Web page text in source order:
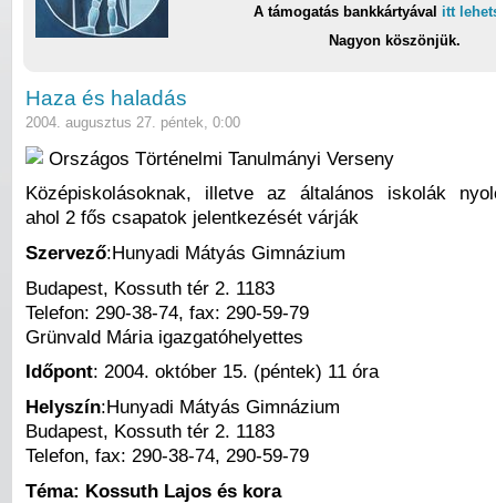
A támogatás bankkártyával itt
Nagyon köszönjük.
Haza és haladás
2004. augusztus 27. péntek, 0:00
Országos Történelmi Tanulmányi Verseny
Középiskolásoknak, illetve az általános iskolák
ahol 2 fős csapatok jelentkezését várják
Szervező:Hunyadi Mátyás Gimnázium
Budapest, Kossuth tér 2. 1183
Telefon: 290-38-74, fax: 290-59-79
Grünvald Mária igazgatóhelyettes
Időpont: 2004. október 15. (péntek) 11 óra
Helyszín:Hunyadi Mátyás Gimnázium
Budapest, Kossuth tér 2. 1183
Telefon, fax: 290-38-74, 290-59-79
Téma: Kossuth Lajos és kora